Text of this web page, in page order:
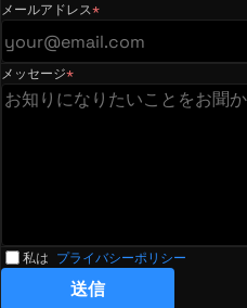
メールアドレス*
（必須）
メッセージ*
（必須）
私は プライバシーポリシー
送信